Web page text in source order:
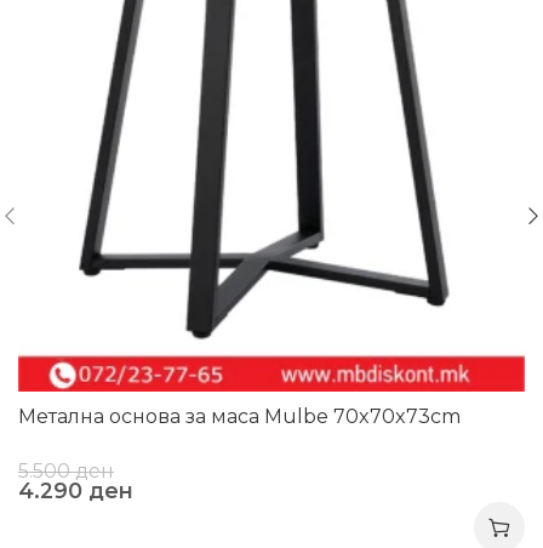
Метална основа за маса Mulbe 70x70x73cm
5.500ден
4.290 ден